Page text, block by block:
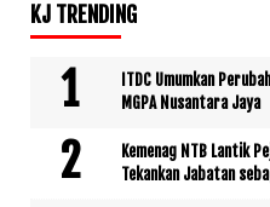
KJ TRENDING
ITDC Umumkan
MGPA Nusantara Jaya
Kemenag NTB Lantik
Tekankan Jabatan